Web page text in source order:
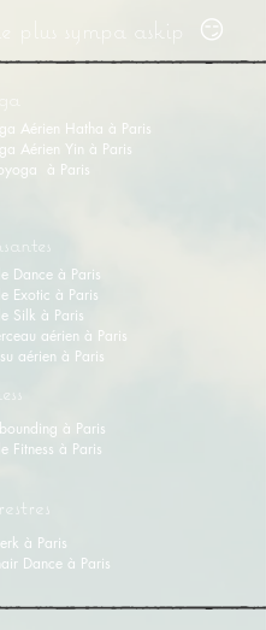
plus sympa askip 😏
Aérien Hatha à Paris
Aérien Yin à Paris
à Paris
Dance à Paris
Exotic à Paris
Silk à Paris
aérien à Paris
aérien à Paris
à Paris
Fitness à Paris
à Paris
Dance à Paris